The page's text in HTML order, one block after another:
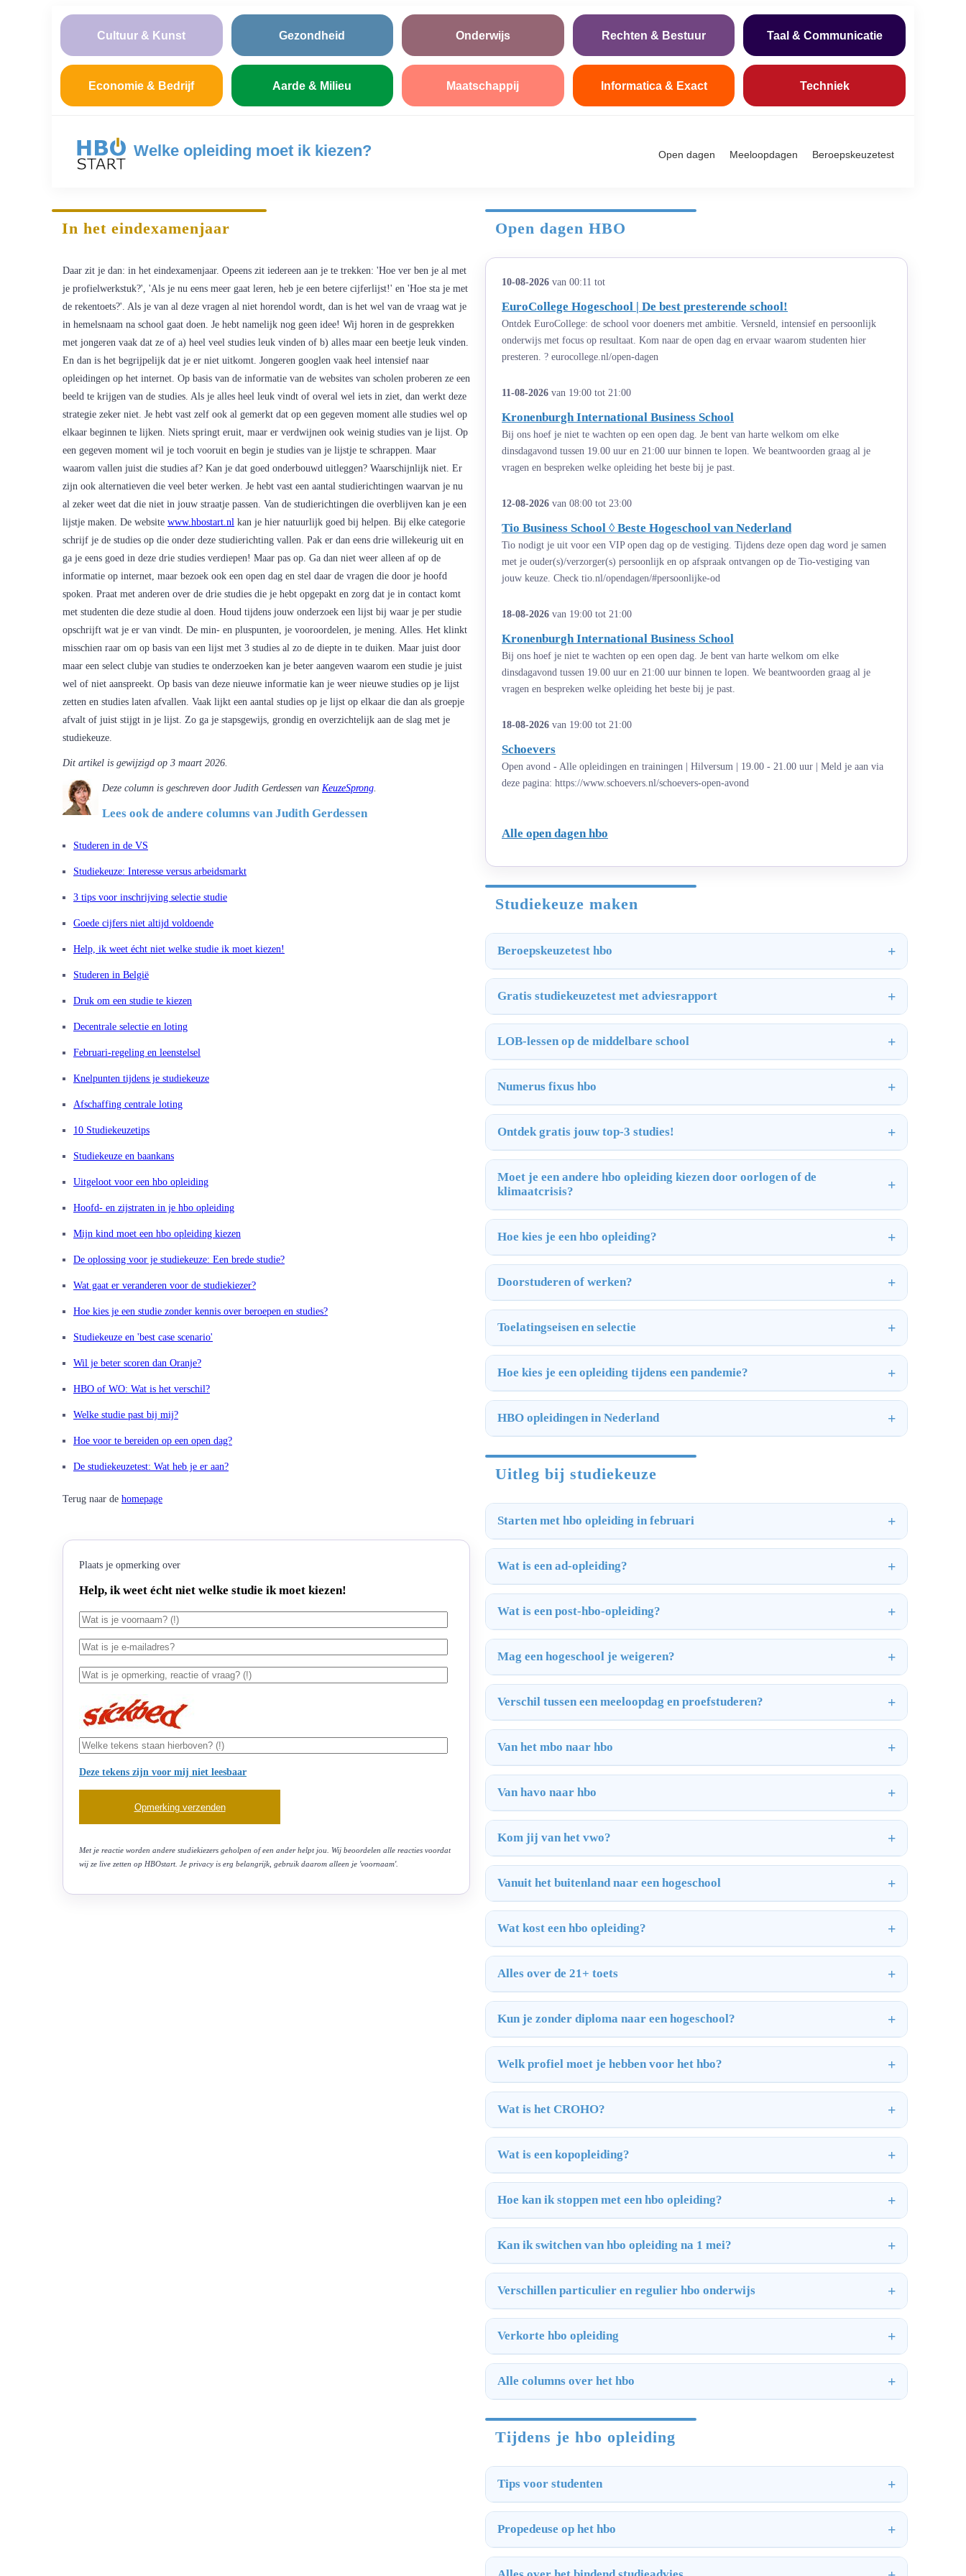
Cultuur & Kunst Gezondheid Onderwijs Rechten & Bestuur Taal & Communicatie
Economie & Bedrijf Aarde & Milieu Maatschappij Informatica & Exact Techniek
Welke opleiding moet ik kiezen? Open dagen Meeloopdagen Beroepskeuzetest
In het eindexamenjaar
Daar zit je dan: in het eindexamenjaar. Opeens zit iedereen aan je te trekken: 'Hoe ver ben je al met
je profielwerkstuk?', 'Als je nu eens meer gaat leren, heb je een betere cijferlijst!' en 'Hoe sta je met
de rekentoets?'. Als je van al deze vragen al niet horendol wordt, dan is het wel van de vraag wat je
in hemelsnaam na school gaat doen. Je hebt namelijk nog geen idee! Wij horen in de gesprekken
met jongeren vaak dat ze of a) heel veel studies leuk vinden of b) alles maar een beetje leuk vinden.
En dan is het begrijpelijk dat je er niet uitkomt. Jongeren googlen vaak heel intensief naar
opleidingen op het internet. Op basis van de informatie van de websites van scholen proberen ze een
beeld te krijgen van de studies. Als je alles heel leuk vindt of overal wel iets in ziet, dan werkt deze
strategie zeker niet. Je hebt vast zelf ook al gemerkt dat op een gegeven moment alle studies wel op
elkaar beginnen te lijken. Niets springt eruit, maar er verdwijnen ook weinig studies van je lijst. Op
een gegeven moment wil je toch vooruit en begin je studies van je lijstje te schrappen. Maar
waarom vallen juist die studies af? Kan je dat goed onderbouwd uitleggen? Waarschijnlijk niet. Er
zijn ook alternatieven die veel beter werken. Je hebt vast een aantal studierichtingen waarvan je nu
al zeker weet dat die niet in jouw straatje passen. Van de studierichtingen die overblijven kan je een
lijstje maken. De website www.hbostart.nl kan je hier natuurlijk goed bij helpen. Bij elke categorie
schrijf je de studies op die onder deze studierichting vallen. Pak er dan eens drie willekeurig uit en
ga je eens goed in deze drie studies verdiepen! Maar pas op. Ga dan niet weer alleen af op de
informatie op internet, maar bezoek ook een open dag en stel daar de vragen die door je hoofd
spoken. Praat met anderen over de drie studies die je hebt opgepakt en zorg dat je in contact komt
met studenten die deze studie al doen. Houd tijdens jouw onderzoek een lijst bij waar je per studie
opschrijft wat je er van vindt. De min- en pluspunten, je vooroordelen, je mening. Alles. Het klinkt
misschien raar om op basis van een lijst met 3 studies al zo de diepte in te duiken. Maar juist door
maar een select clubje van studies te onderzoeken kan je beter aangeven waarom een studie je juist
wel of niet aanspreekt. Op basis van deze nieuwe informatie kan je weer nieuwe studies op je lijst
zetten en studies laten afvallen. Vaak lijkt een aantal studies op je lijst op elkaar die dan als groepje
afvalt of juist stijgt in je lijst. Zo ga je stapsgewijs, grondig en overzichtelijk aan de slag met je
studiekeuze.
Dit artikel is gewijzigd op 3 maart 2026.
Deze column is geschreven door Judith Gerdessen van KeuzeSprong
Lees ook de andere columns van Judith Gerdessen
Studeren in de VS
Studiekeuze: Interesse versus arbeidsmarkt
3 tips voor inschrijving selectie studie
Goede cijfers niet altijd voldoende
Help, ik weet écht niet welke studie ik moet kiezen!
Studeren in België
Druk om een studie te kiezen
Decentrale selectie en loting
Februari-regeling en leenstelsel
Knelpunten tijdens je studiekeuze
Afschaffing centrale loting
10 Studiekeuzetips
Studiekeuze en baankans
Uitgeloot voor een hbo opleiding
Hoofd- en zijstraten in je hbo opleiding
Mijn kind moet een hbo opleiding kiezen
De oplossing voor je studiekeuze: Een brede studie?
Wat gaat er veranderen voor de studiekiezer?
Hoe kies je een studie zonder kennis over beroepen en studies?
Studiekeuze en 'best case scenario'
Wil je beter scoren dan Oranje?
HBO of WO: Wat is het verschil?
Welke studie past bij mij?
Hoe voor te bereiden op een open dag?
De studiekeuzetest: Wat heb je er aan?
Terug naar de homepage
Plaats je opmerking over
Help, ik weet écht niet welke studie ik moet kiezen!
Deze tekens zijn voor mij niet leesbaar
Met je reactie worden andere studiekiezers geholpen of een ander helpt jou. Wij beoordelen alle reacties voordat
wij ze live zetten op HBOstart. Je privacy is erg belangrijk, gebruik daarom alleen je 'voornaam'.
Open dagen HBO
10-08-2026 van 00:11 tot
EuroCollege Hogeschool | De best presterende school!
Ontdek EuroCollege: de school voor doeners met ambitie. Versneld, intensief en persoonlijk
onderwijs met focus op resultaat. Kom naar de open dag en ervaar waarom studenten hier
presteren. ? eurocollege.nl/open-dagen
11-08-2026 van 19:00 tot 21:00
Kronenburgh International Business School
Bij ons hoef je niet te wachten op een open dag. Je bent van harte welkom om elke
dinsdagavond tussen 19.00 uur en 21:00 uur binnen te lopen. We beantwoorden graag al je
vragen en bespreken welke opleiding het beste bij je past.
12-08-2026 van 08:00 tot 23:00
Tio Business School ◊ Beste Hogeschool van Nederland
Tio nodigt je uit voor een VIP open dag op de vestiging. Tijdens deze open dag word je samen
met je ouder(s)/verzorger(s) persoonlijk en op afspraak ontvangen op de Tio-vestiging van
jouw keuze. Check tio.nl/opendagen/#persoonlijke-od
18-08-2026 van 19:00 tot 21:00
Kronenburgh International Business School
Bij ons hoef je niet te wachten op een open dag. Je bent van harte welkom om elke
dinsdagavond tussen 19.00 uur en 21:00 uur binnen te lopen. We beantwoorden graag al je
vragen en bespreken welke opleiding het beste bij je past.
18-08-2026 van 19:00 tot 21:00
Schoevers
Open avond - Alle opleidingen en trainingen | Hilversum | 19.00 - 21.00 uur | Meld je aan via
deze pagina: https://www.schoevers.nl/schoevers-open-avond
Alle open dagen hbo
Studiekeuze maken
Beroepskeuzetest hbo
Gratis studiekeuzetest met adviesrapport
LOB-lessen op de middelbare school
Numerus fixus hbo
Ontdek gratis jouw top-3 studies!
Moet je een andere hbo opleiding kiezen door oorlogen of de
klimaatcrisis?
Hoe kies je een hbo opleiding?
Doorstuderen of werken?
Toelatingseisen en selectie
Hoe kies je een opleiding tijdens een pandemie?
HBO opleidingen in Nederland
Uitleg bij studiekeuze
Starten met hbo opleiding in februari
Wat is een ad-opleiding?
Wat is een post-hbo-opleiding?
Mag een hogeschool je weigeren?
Verschil tussen een meeloopdag en proefstuderen?
Van het mbo naar hbo
Van havo naar hbo
Kom jij van het vwo?
Vanuit het buitenland naar een hogeschool
Wat kost een hbo opleiding?
Alles over de 21+ toets
Kun je zonder diploma naar een hogeschool?
Welk profiel moet je hebben voor het hbo?
Wat is het CROHO?
Wat is een kopopleiding?
Hoe kan ik stoppen met een hbo opleiding?
Kan ik switchen van hbo opleiding na 1 mei?
Verschillen particulier en regulier hbo onderwijs
Verkorte hbo opleiding
Alle columns over het hbo
Tijdens je hbo opleiding
Tips voor studenten
Propedeuse op het hbo